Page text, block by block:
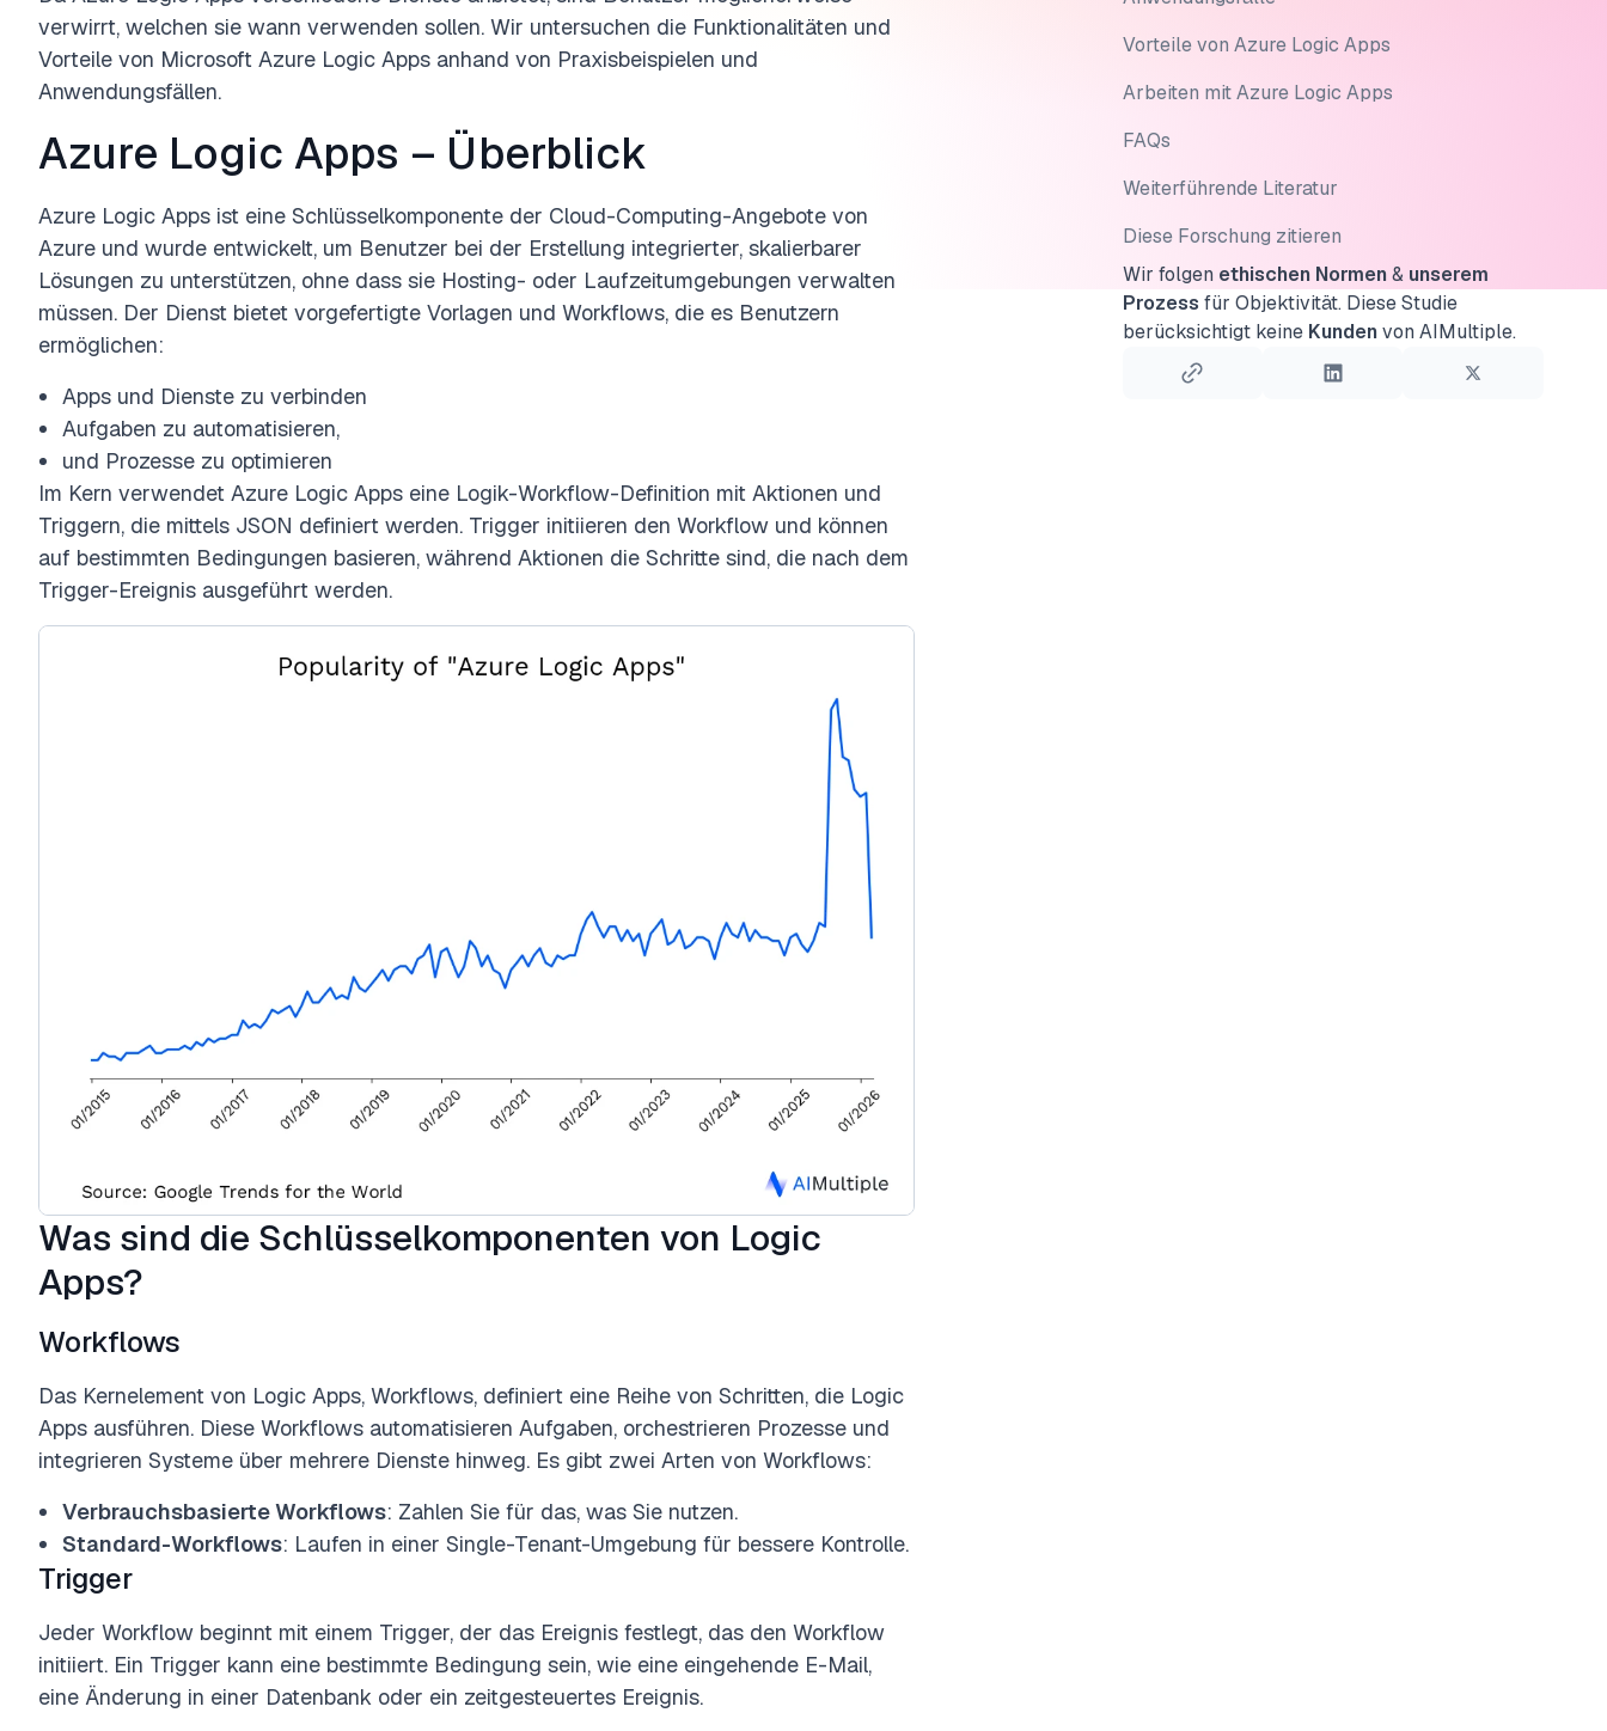
verwirrt, welchen sie wann verwenden sollen. Wir untersuchen die Funktionalitäten und
Vorteile von Microsoft Azure Logic Apps anhand von Praxisbeispielen und
Anwendungsfällen.
Azure Logic Apps – Überblick
Azure Logic Apps ist eine Schlüsselkomponente der Cloud-Computing-Angebote von
Azure und wurde entwickelt, um Benutzer bei der Erstellung integrierter, skalierbarer
Lösungen zu unterstützen, ohne dass sie Hosting- oder Laufzeitumgebungen verwalten
müssen. Der Dienst bietet vorgefertigte Vorlagen und Workflows, die es Benutzern
ermöglichen:
Apps und Dienste zu verbinden
Aufgaben zu automatisieren,
und Prozesse zu optimieren
Im Kern verwendet Azure Logic Apps eine Logik-Workflow-Definition mit Aktionen und
Triggern, die mittels JSON definiert werden. Trigger initiieren den Workflow und können
auf bestimmten Bedingungen basieren, während Aktionen die Schritte sind, die nach dem
Trigger-Ereignis ausgeführt werden.
Was sind die Schlüsselkomponenten von Logic
Apps?
Workflows
Das Kernelement von Logic Apps, Workflows, definiert eine Reihe von Schritten, die Logic
Apps ausführen. Diese Workflows automatisieren Aufgaben, orchestrieren Prozesse und
integrieren Systeme über mehrere Dienste hinweg. Es gibt zwei Arten von Workflows:
Verbrauchsbasierte Workflows: Zahlen Sie für das, was Sie nutzen.
Standard-Workflows: Laufen in einer Single-Tenant-Umgebung für bessere Kontrolle.
Trigger
Jeder Workflow beginnt mit einem Trigger, der das Ereignis festlegt, das den Workflow
initiiert. Ein Trigger kann eine bestimmte Bedingung sein, wie eine eingehende E-Mail,
eine Änderung in einer Datenbank oder ein zeitgesteuertes Ereignis.
Vorteile von Azure Logic Apps
Arbeiten mit Azure Logic Apps
FAQs
Weiterführende Literatur
Diese Forschung zitieren
Wir folgen ethischen Normen& unserem
Prozess für Objektivität. Diese Studie
berücksichtigt keine Kundenvon AIMultiple.